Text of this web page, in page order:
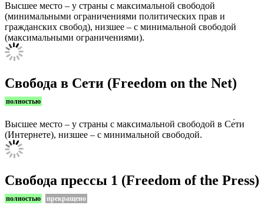
Высшее место – у страны с максимальной свободой
(минимальными ограничениями политических прав и
гражданских свобод), низшее – с минимальной свободой
(максимальными ограничениями).
Свобода в Сети (Freedom on the Net)
полностью
Высшее место – у страны с максимальной свободой в Се́ти
(Интернете), низшее – с минимальной свободой.
Свобода прессы 1 (Freedom of the Press)
полностью прекращено